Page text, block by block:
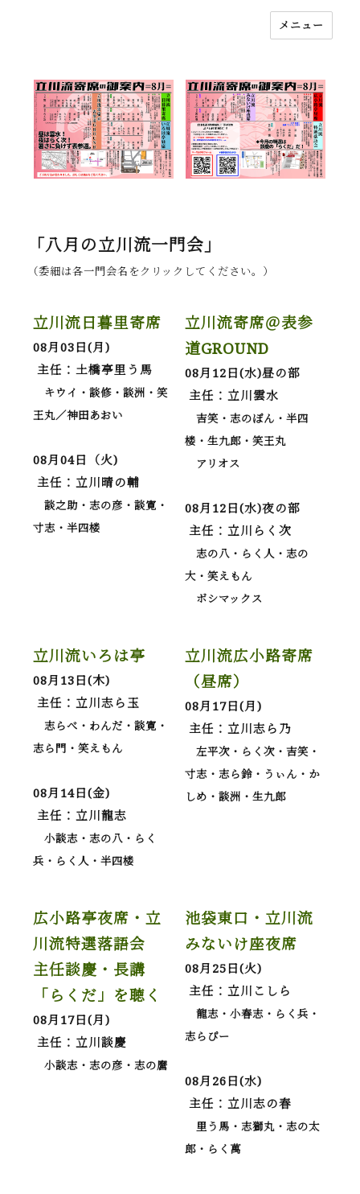
メニュー
「八月の立川流一門会」
（委細は各一門会名をクリックしてください。）
立川流日暮里寄席
08月03日(月)
主任：土橋亭里う馬
キウイ・談修・談洲・笑
王丸／神田あおい
08月04日（火)
主任：立川晴の輔
談之助・志の彦・談寛・
寸志・半四楼
立川流寄席＠表参
道GROUND
08月12日(水)昼の部
主任：立川雲水
吉笑・志のぽん・半四
楼・生九郎・笑王丸
アリオス
08月12日(水)夜の部
主任：立川らく次
志の八・らく人・志の
大・笑えもん
ボシマックス
立川流いろは亭
08月13日(木)
主任：立川志ら玉
志らべ・わんだ・談寛・
志ら門・笑えもん
08月14日(金)
主任：立川龍志
小談志・志の八・らく
兵・らく人・半四楼
立川流広小路寄席
（昼席）
08月17日(月)
主任：立川志ら乃
左平次・らく次・吉笑・
寸志・志ら鈴・うぃん・か
しめ・談洲・生九郎
広小路亭夜席・立
川流特選落語会
主任談慶・長講
「らくだ」を聴く
08月17日(月)
主任：立川談慶
小談志・志の彦・志の麿
池袋東口・立川流
みないけ座夜席
08月25日(火)
主任：立川こしら
龍志・小春志・らく兵・
志らぴー
08月26日(水)
主任：立川志の春
里う馬・志獅丸・志の太
郎・らく萬